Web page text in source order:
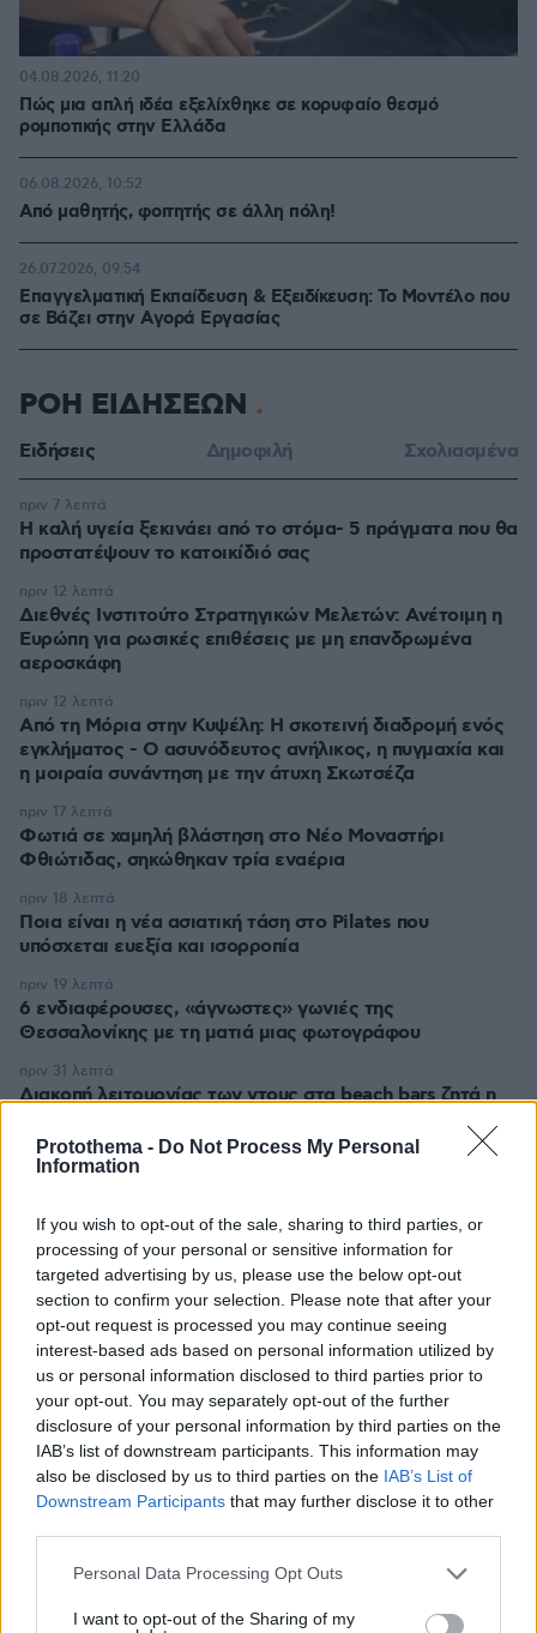
Protothema - Do Not Process My Personal
Information
If you wish to opt-out of the sale, sharing to third parties, or
processing of your personal or sensitive information for
targeted advertising by us, please use the below opt-out
section to confirm your selection. Please note that after your
opt-out request is processed you may continue seeing
interest-based ads based on personal information utilized by
us or personal information disclosed to third parties prior to
your opt-out. You may separately opt-out of the further
disclosure of your personal information by third parties on the
IAB’s list of downstream participants. This information may
also be disclosed by us to third parties on the IAB’s List of
Downstream Participants that may further disclose it to other
Please note that this website/app uses one or more Google
not limited to your visit or usage behaviour. You may click to
Personal Data Processing Opt Outs
I want to opt-out of the Sharing of my
Πώς μια απλή ιδέα εξελίχθηκε σε κορυφαίο θεσμό
ρομποτικής στην Ελλάδα
04.08.2026, 11:20
Από μαθητής, φοιτητής σε άλλη πόλη!
06.08.2026, 10:52
Επαγγελματική Εκπαίδευση & Εξειδίκευση: Το Mοντέλο που
σε Bάζει στην Aγορά Eργασίας
26.07.2026, 09:54
ΡΟΗ ΕΙΔΗΣΕΩΝ
Ειδήσεις Δημοφιλή Σχολιασμένα
Η καλή υγεία ξεκινάει από το στόμα- 5 πράγματα που θα
προστατέψουν το κατοικίδιό σας
πριν 7 λεπτά
Διεθνές Ινστιτούτο Στρατηγικών Μελετών: Ανέτοιμη η
Ευρώπη για ρωσικές επιθέσεις με μη επανδρωμένα
αεροσκάφη
πριν 12 λεπτά
Από τη Μόρια στην Κυψέλη: Η σκοτεινή διαδρομή ενός
εγκλήματος - Ο ασυνόδευτος ανήλικος, η πυγμαχία και
η μοιραία συνάντηση με την άτυχη Σκωτσέζα
πριν 12 λεπτά
Φωτιά σε χαμηλή βλάστηση στο Νέο Μοναστήρι
Φθιώτιδας, σηκώθηκαν τρία εναέρια
πριν 17 λεπτά
Ποια είναι η νέα ασιατική τάση στο Pilates που
υπόσχεται ευεξία και ισορροπία
πριν 18 λεπτά
6 ενδιαφέρουσες, «άγνωστες» γωνιές της
Θεσσαλονίκης με τη ματιά μιας φωτογράφου
πριν 19 λεπτά
Διακοπή λειτουργίας των ντους στα beach bars ζητά η
περιορισμένη επάρκεια νερού
πριν 31 λεπτά
σπα στο σπίτι
Σπιτικό προζύμι: Οδηγός για αρχάριους και μη – Η
διαδικασία, η χρήση, η συντήρηση
πριν 37 λεπτά
Ελπίδα για τη Δημοκρατία: Νέα αποχώρηση με αιχμές
για «απολυταρχικά προσωποπαγές διευθυντήριο
Καρυστιανού - Γρατσία»
πριν 40 λεπτά
ΔΕΙΤΕ ΟΛΕΣ ΤΙΣ ΕΙΔΗΣΕΙΣ
ΤΑ ΠΙΟ ΔΗΜΟΦΙΛΗ